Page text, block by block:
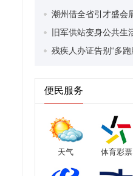
便民服务
天气 体育彩票